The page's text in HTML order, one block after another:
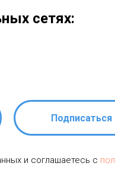
сетях:
Подписаться
и соглашаетесь c